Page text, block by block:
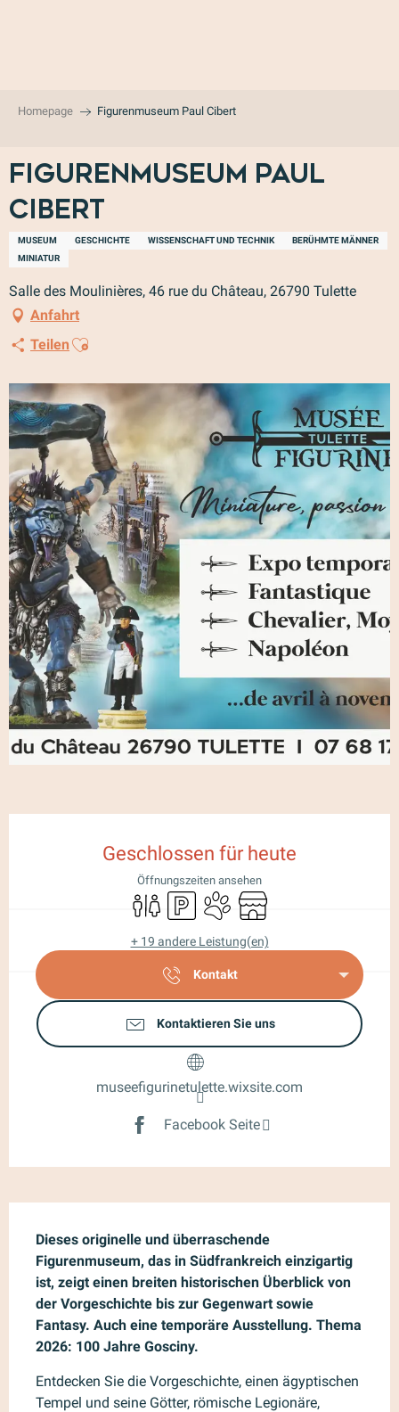
Homepage Figurenmuseum Paul Cibert
Figurenmuseum Paul
Cibert
MUSEUM GESCHICHTE WISSENSCHAFT UND TECHNIK
BERÜHMTE MÄNNER
MINIATUR
Salle des Moulinières, 46 rue du Château, 26790 Tulette
Anfahrt
Teilen Ajouter aux favoris
Geschlossen für heute
Öffnungszeiten ansehen
ToilettenParkplatzTiere erlaubt
Shop
+ 19 andere Leistung(en)
Kontakt
Kontaktieren Sie uns
museefigurinetulette.wixsite.com
Facebook Seite
Dieses originelle und überraschende
Figurenmuseum, das in Südfrankreich einzigartig
ist, zeigt einen breiten historischen Überblick von
der Vorgeschichte bis zur Gegenwart sowie
Fantasy. Auch eine temporäre Ausstellung. Thema
2026: 100 Jahre Gosciny.
Entdecken Sie die Vorgeschichte, einen ägyptischen
Tempel und seine Götter, römische Legionäre,